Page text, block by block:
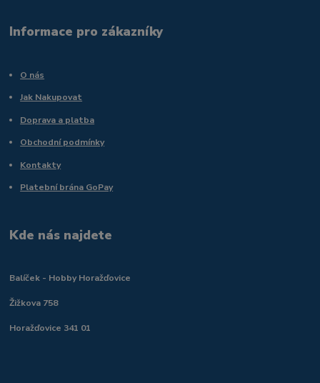
Informace pro zákazníky
O nás
Jak Nakupovat
Doprava a platba
Obchodní podmínky
Kontakty
Platební brána GoPay
Kde nás najdete
Balíček - Hobby Horažďovice
Žižkova 758
Horažďovice 341 01